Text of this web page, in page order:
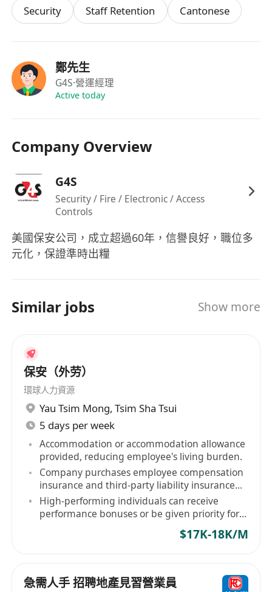
Security Staff Retention Cantonese
鄭先生
G4S·營運經理
Active today
Company Overview
G4S
Security / Fire / Electronic / Access
Controls
美國保安公司，成立超過60年，信譽良好，職位多
元化，保證準時出糧
Similar jobs Show more
保安（外劳）
環球人力資源
Yau Tsim Mong, Tsim Sha Tsui
5 days per week
Accommodation or accommodation allowance
provided, reducing employee's living burden.
Company purchases employee compensation
insurance and third-party liability insurance
for staff.
High-performing individuals can receive
performance bonuses or be given priority for
$17K-18K/M
急需人手 招聘地產見習營業員